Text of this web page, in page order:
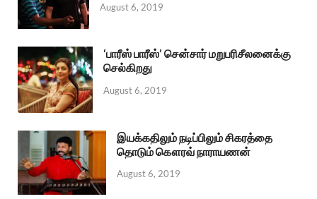
August 6, 2019
‘பாரீஸ் பாரீஸ்’ சென்சார் மறுபரிசீலனைக்கு
செல்கிறது
August 6, 2019
இயக்கதிலும் நடிப்பிலும் சிகரத்தை
தொடும் கௌரவ் நாராயணன்
August 6, 2019